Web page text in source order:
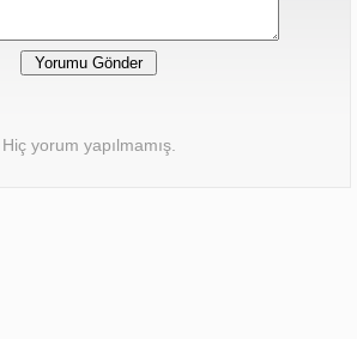
Hiç yorum yapılmamış.